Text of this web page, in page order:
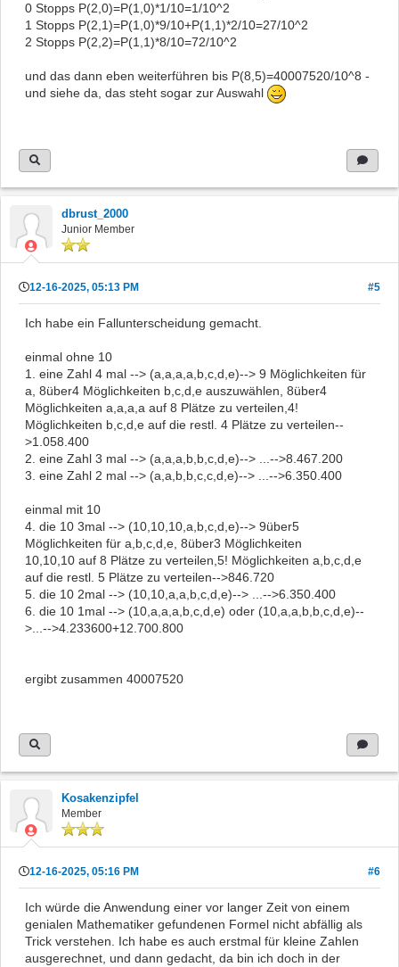
0 Stopps P(2,0)=P(1,0)*1/10=1/10^2
1 Stopps P(2,1)=P(1,0)*9/10+P(1,1)*2/10=27/10^2
2 Stopps P(2,2)=P(1,1)*8/10=72/10^2
und das dann eben weiterführen bis P(8,5)=40007520/10^8 -
und siehe da, das steht sogar zur Auswahl
dbrust_2000
Junior Member
12-16-2025, 05:13 PM #5
Ich habe ein Fallunterscheidung gemacht.
einmal ohne 10
1. eine Zahl 4 mal --> (a,a,a,a,b,c,d,e)--> 9 Möglichkeiten für
a, 8über4 Möglichkeiten b,c,d,e auszuwählen, 8über4
Möglichkeiten a,a,a,a auf 8 Plätze zu verteilen,4!
Möglichkeiten b,c,d,e auf die restl. 4 Plätze zu verteilen--
>1.058.400
2. eine Zahl 3 mal --> (a,a,a,b,b,c,d,e)--> ...-->8.467.200
3. eine Zahl 2 mal --> (a,a,b,b,c,c,d,e)--> ...-->6.350.400
einmal mit 10
4. die 10 3mal --> (10,10,10,a,b,c,d,e)--> 9über5
Möglichkeiten für a,b,c,d,e, 8über3 Möglichkeiten
10,10,10 auf 8 Plätze zu verteilen,5! Möglichkeiten a,b,c,d,e
auf die restl. 5 Plätze zu verteilen-->846.720
5. die 10 2mal --> (10,10,a,a,b,c,d,e)--> ...-->6.350.400
6. die 10 1mal --> (10,a,a,a,b,c,d,e) oder (10,a,a,b,b,c,d,e)--
>...-->4.233600+12.700.800
ergibt zusammen 40007520
Kosakenzipfel
Member
12-16-2025, 05:16 PM #6
Ich würde die Anwendung einer vor langer Zeit von einem
genialen Mathematiker gefundenen Formel nicht abfällig als
Trick verstehen. Ich habe es auch erstmal für kleine Zahlen
ausgerechnet, und dann gedacht, da bin ich doch in der